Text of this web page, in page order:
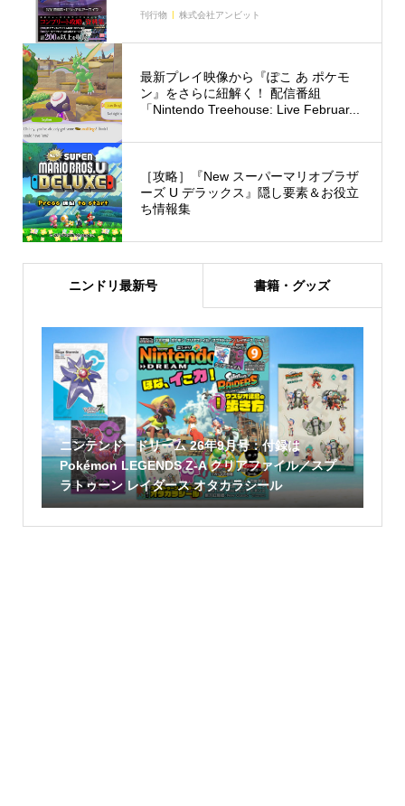
刊行物 株式会社アンビット
最新プレイ映像から『ぽこ あ ポケモ
ン』をさらに紐解く！ 配信番組
「Nintendo Treehouse: Live Februar...
［攻略］『New スーパーマリオブラザ
ーズ U デラックス』隠し要素＆お役立
ち情報集
ニンドリ最新号 書籍・グッズ
ニンテンドードリーム 26年9月号：付録は
Pokémon LEGENDS Z-A クリアファイル／スプ
ラトゥーン レイダース オタカラシール